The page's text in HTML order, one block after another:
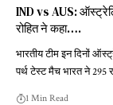
IND vs AUS:
रोहित ने कहा….
भारतीय टीम इन दिनों
पर्थ टेस्ट मैच भारत ने
1 Min Read